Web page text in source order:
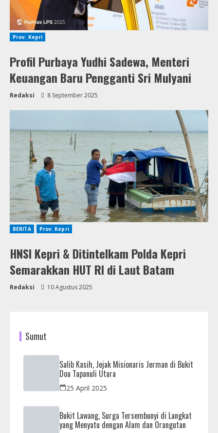
Prov. Kepri
Profil Purbaya Yudhi Sadewa, Menteri
Keuangan Baru Pengganti Sri Mulyani
Redaksi 8 September 2025
BERITA Prov. Kepri
HNSI Kepri & Ditintelkam Polda Kepri
Semarakkan HUT RI di Laut Batam
Redaksi 10 Agustus 2025
Sumut
Salib Kasih, Jejak Misionaris Jerman di Bukit
Doa Tapanuli Utara
25 April 2025
Bukit Lawang, Surga Tersembunyi di Langkat
yang Menyatu dengan Alam dan Orangutan